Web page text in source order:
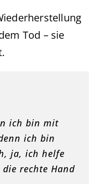
Tod – sie
ich bin mit
ich bin
ja, ich helfe
rechte Hand